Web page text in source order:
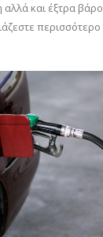
αλλά και έξτρα
περισσότερο